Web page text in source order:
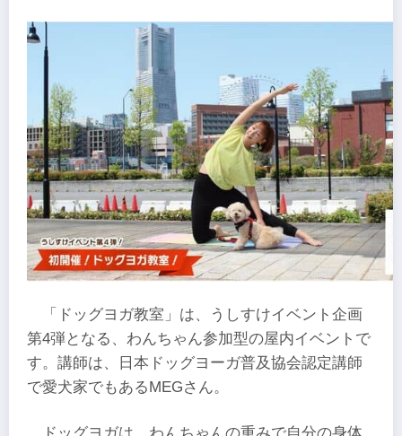
「ドッグヨガ教室」は、うしすけイベント企画
第4弾となる、わんちゃん参加型の屋内イベントで
す。講師は、日本ドッグヨーガ普及協会認定講師
で愛犬家でもあるMEGさん。